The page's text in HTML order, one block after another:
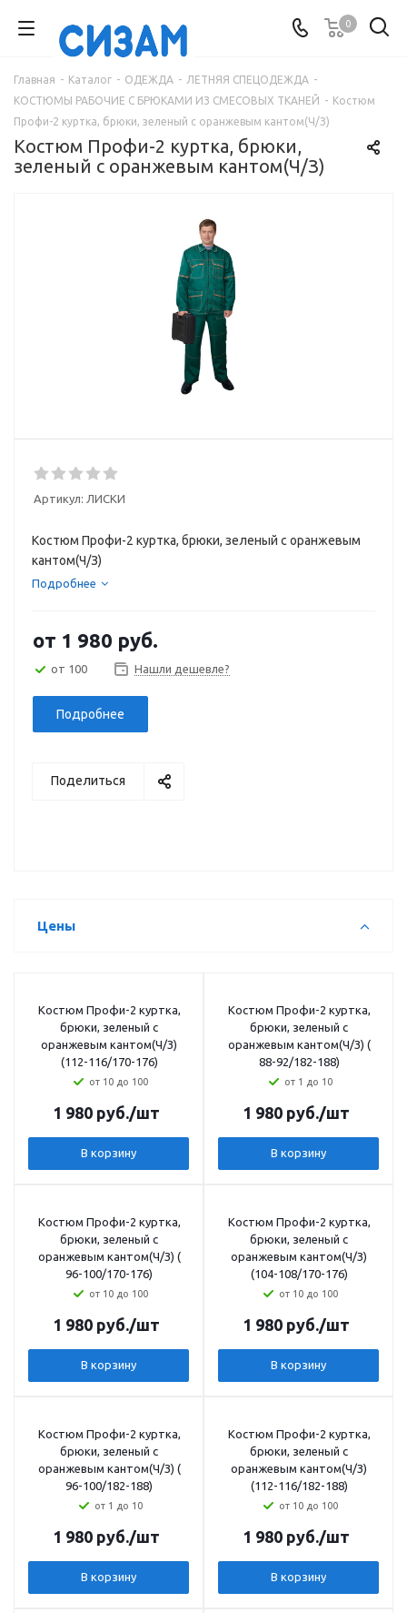
0
Главная - Каталог - ОДЕЖДА - ЛЕТНЯЯ СПЕЦОДЕЖДА -
КОСТЮМЫ РАБОЧИЕ С БРЮКАМИ ИЗ СМЕСОВЫХ ТКАНЕЙ - Костюм
Профи-2 куртка, брюки, зеленый с оранжевым кантом(Ч/З)
Костюм Профи-2 куртка, брюки,
зеленый с оранжевым кантом(Ч/З)
Артикул: ЛИСКИ
Костюм Профи-2 куртка, брюки, зеленый с оранжевым
кантом(Ч/З)
Подробнее
от 1 980 руб.
от 100 Нашли дешевле?
Подробнее
Поделиться
Цены
Костюм Профи-2 куртка,
брюки, зеленый с
оранжевым кантом(Ч/З)
(112-116/170-176)
от 10 до 100
1 980руб./шт
В корзину
Костюм Профи-2 куртка,
брюки, зеленый с
оранжевым кантом(Ч/З) (
88-92/182-188)
от 1 до 10
1 980руб./шт
В корзину
Костюм Профи-2 куртка,
брюки, зеленый с
оранжевым кантом(Ч/З) (
96-100/170-176)
от 10 до 100
1 980руб./шт
В корзину
Костюм Профи-2 куртка,
брюки, зеленый с
оранжевым кантом(Ч/З)
(104-108/170-176)
от 10 до 100
1 980руб./шт
В корзину
Костюм Профи-2 куртка,
брюки, зеленый с
оранжевым кантом(Ч/З) (
96-100/182-188)
от 1 до 10
1 980руб./шт
В корзину
Костюм Профи-2 куртка,
брюки, зеленый с
оранжевым кантом(Ч/З)
(112-116/182-188)
от 10 до 100
1 980руб./шт
В корзину